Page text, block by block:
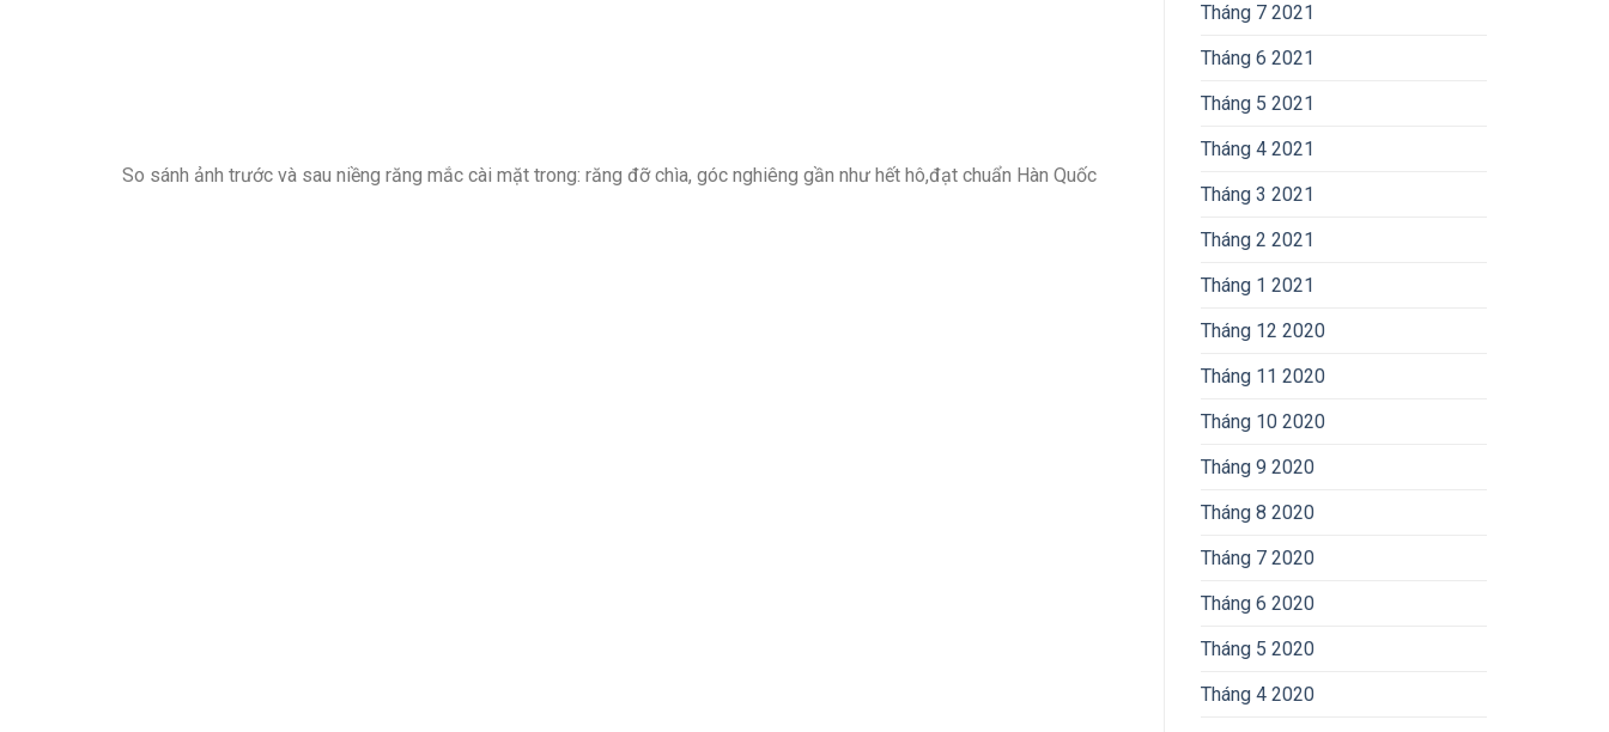
So sánh ảnh trước và sau niềng răng mắc cài mặt trong: răng đỡ chìa, góc nghiêng gần như hết hô,đạt chuẩn Hàn Quốc
Tháng 7 2021
Tháng 6 2021
Tháng 5 2021
Tháng 4 2021
Tháng 3 2021
Tháng 2 2021
Tháng 1 2021
Tháng 12 2020
Tháng 11 2020
Tháng 10 2020
Tháng 9 2020
Tháng 8 2020
Tháng 7 2020
Tháng 6 2020
Tháng 5 2020
Tháng 4 2020